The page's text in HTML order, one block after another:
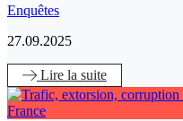
Enquêtes
27.09.2025
Lire la suite